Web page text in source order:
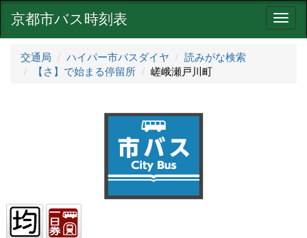
ナ
ビ
京都市バス時刻表
交通局 ハイパー市バスダイヤ
読みがな検索
【さ】で始まる停留所
嵯峨瀬戸川町